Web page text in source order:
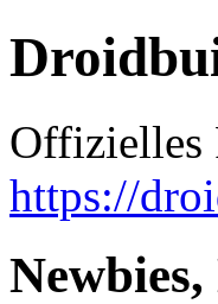
Offizielles
https://